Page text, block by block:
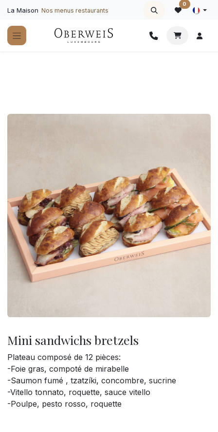
La Maison Nos menus restaurants
0
Mini sandwichs bretzels
Plateau composé de 12 pièces:
-Foie gras, compoté de mirabelle
-Saumon fumé , tzatzíki, concombre, sucrine
-Vitello tonnato, roquette, sauce vitello
-Poulpe, pesto rosso, roquette